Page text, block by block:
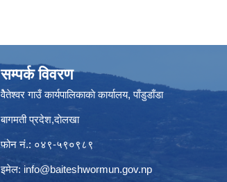
सम्पर्क विवरण
वैेतेश्वर गाउँ कार्यपालिकाकाे कार्यालय, पाँडुडाँडा
बागमती‌ प्रदेश,दाेलखा
फोन नं.: ०४९-५९०९८९
इमेल: info@baiteshwormun.gov.np